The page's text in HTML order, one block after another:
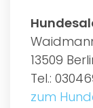
13509
Tel.:
zum